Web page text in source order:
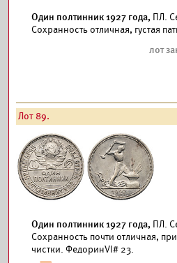
Один полтинник 1927 года, ПЛ.
Сохранность отличная, густая
Лот 89.
Один полтинник 1927 года, ПЛ.
Сохранность почти отличная,
чистки. ФедоринVI# 23.